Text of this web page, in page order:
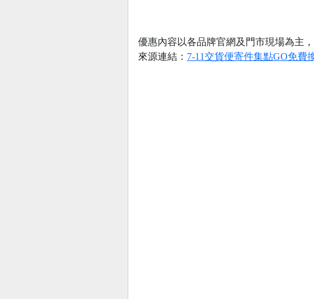
優惠內容以各品牌官網及門市現場為主
來源連結： 7-11交貨便寄件集點GO免費